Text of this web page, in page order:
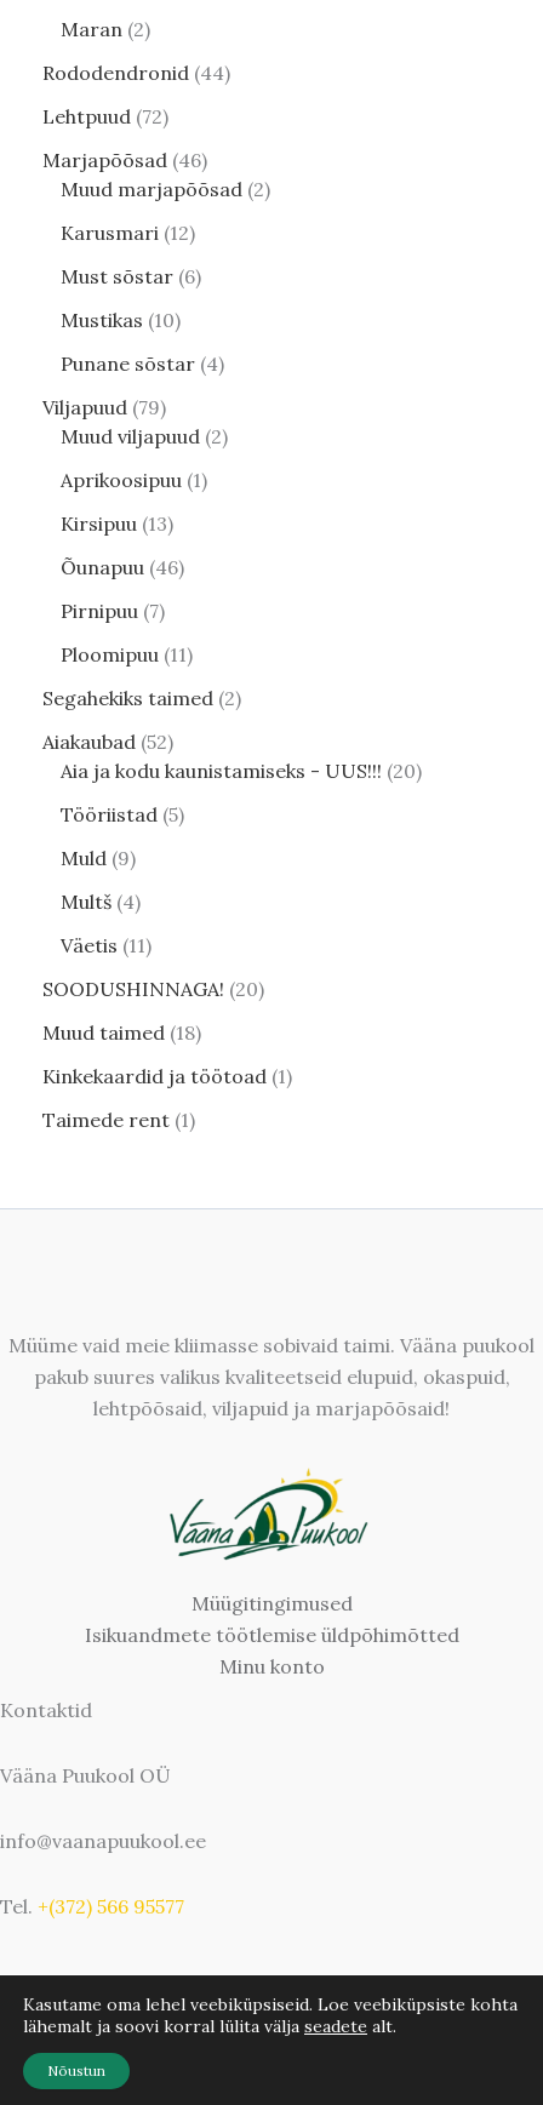
Maran 2
Rododendronid 44
Lehtpuud 72
Marjapõõsad 46
Muud marjapõõsad 2
Karusmari 12
Must sõstar 6
Mustikas 10
Punane sõstar 4
Viljapuud 79
Muud viljapuud 2
Aprikoosipuu 1
Kirsipuu 13
Õunapuu 46
Pirnipuu 7
Ploomipuu 11
Segahekiks taimed 2
Aiakaubad 52
Aia ja kodu kaunistamiseks - UUS!!! 20
Tööriistad 5
Muld 9
Multš 4
Väetis 11
SOODUSHINNAGA! 20
Muud taimed 18
Kinkekaardid ja töötoad 1
Taimede rent 1
Müüme vaid meie kliimasse sobivaid taimi. Vääna puukool
pakub suures valikus kvaliteetseid elupuid, okaspuid,
lehtpõõsaid, viljapuid ja marjapõõsaid!
Müügitingimused
Isikuandmete töötlemise üldpõhimõtted
Minu konto
Kontaktid
Vääna Puukool OÜ
info@vaanapuukool.ee
Tel. +(372) 566 95577
Kasutame oma lehel veebiküpsiseid. Loe veebiküpsiste kohta
lähemalt ja soovi korral lülita välja seadete alt.
Nõustun